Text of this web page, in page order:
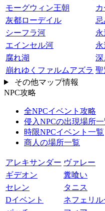
モーグウィン王朝
灰都ローデイル
シーフラ河
エインセル河
腐れ湖
深
崩れゆくファルムアズラ 聖
その他マップ情報
NPC攻略
全NPCイベント攻略
侵入NPCの出現場所
時限NPCイベント一覧
商人の場所一覧
アレキサンダー ヴァレー
ギデオン
糞喰い
セレン
タニス
Dイベント
ネフェリル